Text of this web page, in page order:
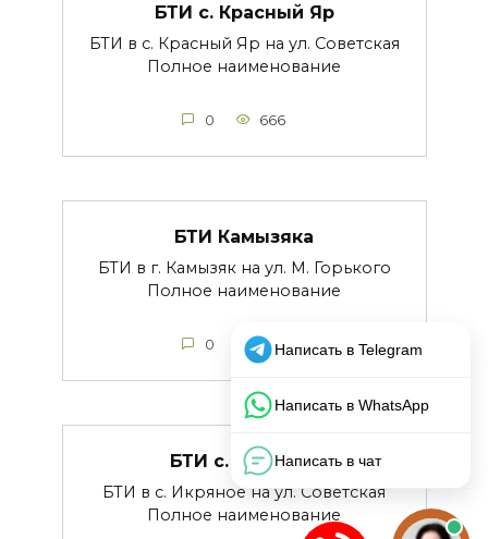
БТИ с. Красный Яр
БТИ в с. Красный Яр на ул. Советская
Полное наименование
0 666
БТИ Камызяка
БТИ в г. Камызяк на ул. М. Горького
Полное наименование
0 646
БТИ с. Икряное
БТИ в с. Икряное на ул. Советская
Полное наименование